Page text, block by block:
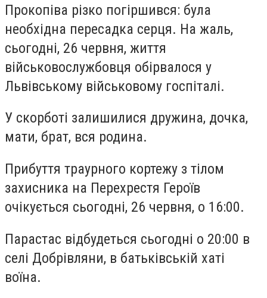
Прокопіва різко погіршився: була
необхідна пересадка серця. На жаль,
сьогодні, 26 червня, життя
військовослужбовця обірвалося у
Львівському військовому госпіталі.
У скорботі залишилися дружина, дочка,
мати, брат, вся родина.
Прибуття траурного кортежу з тілом
захисника на Перехрестя Героїв
очікується сьогодні, 26 червня, о 16:00.
Парастас відбудеться сьогодні о 20:00 в
селі Добрівляни, в батьківській хаті
воїна.